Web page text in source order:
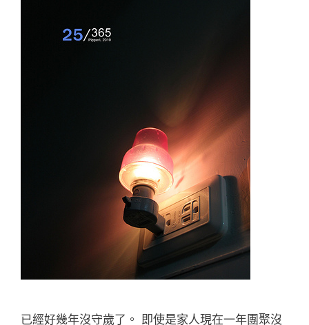
已經好幾年沒守歲了。 即使是家人現在一年團聚沒